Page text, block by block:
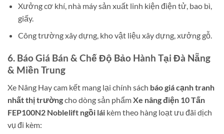
Xưởng cơ khí, nhà máy sản xuất linh kiện điện tử, bao bì,
giấy.
Công trường xây dựng, kho vật liệu xây dựng, xưởng gỗ.
6. Báo Giá Bán & Chế Độ Bảo Hành Tại Đà Nẵng
& Miền Trung
Xe Nâng Hay cam kết mang lại chính sách báo giá cạnh tranh
nhất thị trườngcho dòng sản phẩmXe nâng điện 10 Tấn
FEP100N2 Noblelift ngồi lái kèm theo hàng loạt ưu đãi dịch
vụ đi kèm: